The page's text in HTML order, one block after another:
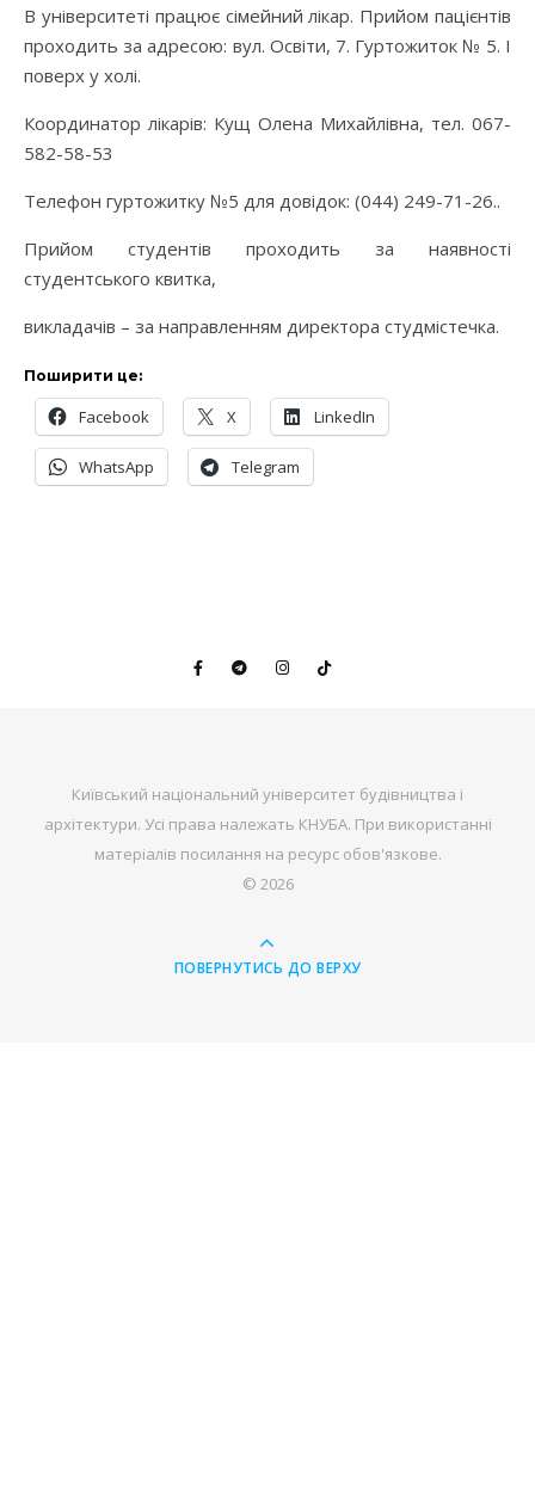
В університеті працює сімейний лікар. Прийом пацієнтів
проходить за адресою: вул. Освіти, 7. Гуртожиток № 5. I
поверх у холі.
Координатор лікарів: Кущ Олена Михайлівна, тел. 067-
582-58-53
Телефон гуртожитку №5 для довідок: (044) 249-71-26..
Прийом студентів проходить за наявності
студентського квитка,
викладачів – за направленням директора студмістечка.
Поширити це:
Facebook X LinkedIn
WhatsApp Telegram
Київський національний університет будівництва і
архітектури. Усі права належать КНУБА. При використанні
матеріалів посилання на ресурс обов'язкове.
© 2026
ПОВЕРНУТИСЬ ДО ВЕРХУ